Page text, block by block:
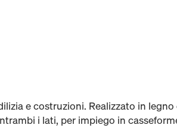
e costruzioni. Realizzato in
i lati, per impiego in